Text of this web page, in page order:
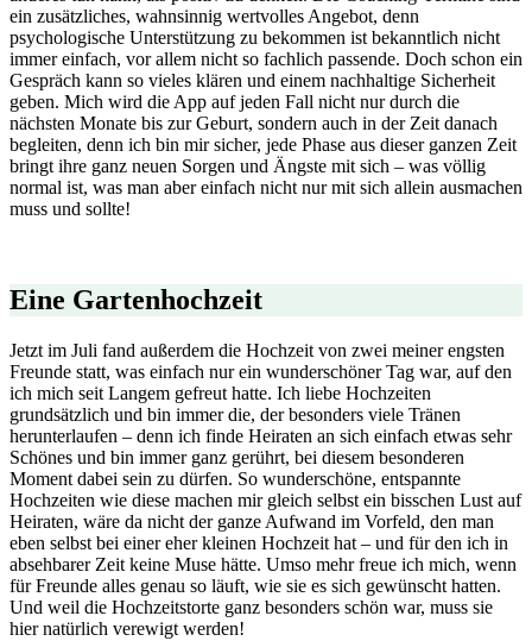
ein zusätzliches, wahnsinnig wertvolles Angebot, denn
psychologische Unterstützung zu bekommen ist bekanntlich nicht
immer einfach, vor allem nicht so fachlich passende. Doch schon ein
Gespräch kann so vieles klären und einem nachhaltige Sicherheit
geben. Mich wird die App auf jeden Fall nicht nur durch die
nächsten Monate bis zur Geburt, sondern auch in der Zeit danach
begleiten, denn ich bin mir sicher, jede Phase aus dieser ganzen Zeit
bringt ihre ganz neuen Sorgen und Ängste mit sich – was völlig
normal ist, was man aber einfach nicht nur mit sich allein ausmachen
muss und sollte!
Eine Gartenhochzeit
Jetzt im Juli fand außerdem die Hochzeit von zwei meiner engsten
Freunde statt, was einfach nur ein wunderschöner Tag war, auf den
ich mich seit Langem gefreut hatte. Ich liebe Hochzeiten
grundsätzlich und bin immer die, der besonders viele Tränen
herunterlaufen – denn ich finde Heiraten an sich einfach etwas sehr
Schönes und bin immer ganz gerührt, bei diesem besonderen
Moment dabei sein zu dürfen. So wunderschöne, entspannte
Hochzeiten wie diese machen mir gleich selbst ein bisschen Lust auf
Heiraten, wäre da nicht der ganze Aufwand im Vorfeld, den man
eben selbst bei einer eher kleinen Hochzeit hat – und für den ich in
absehbarer Zeit keine Muse hätte. Umso mehr freue ich mich, wenn
für Freunde alles genau so läuft, wie sie es sich gewünscht hatten.
Und weil die Hochzeitstorte ganz besonders schön war, muss sie
hier natürlich verewigt werden!